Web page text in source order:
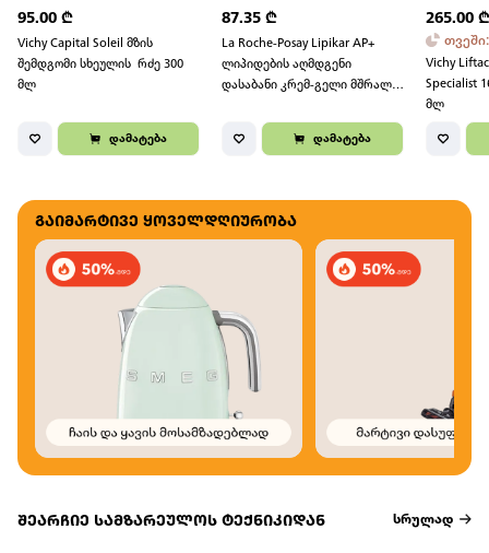
95.00 ₾
Vichy Capital Soleil მზის
შემდგომი სხეულის რძე 300
მლ
დამატება
87.35 ₾
La Roche-Posay Lipikar AP+
ლიპიდების აღმდგენი
დასაბანი კრემ-გელი მშრალი
კანისთვის 400 მლ
დამატება
265.00
თვეში
Vichy
Specialist
მლ
გაიმარტივე ყოველდღიურობა
შეარჩიე სამზარეულოს ტექნიკიდან სრულად